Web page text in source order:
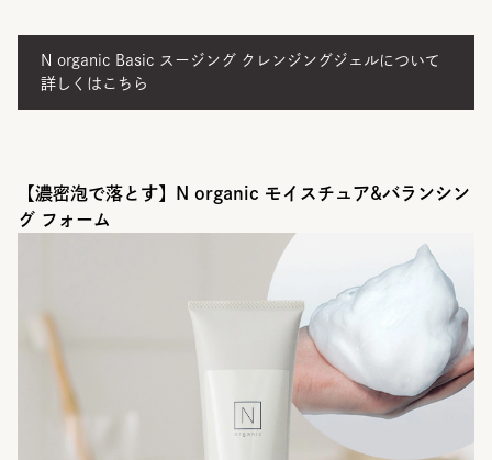
N organic Basic スージング クレンジングジェルについて
詳しくはこちら
【濃密泡で落とす】N organic モイスチュア&バランシン
グ フォーム